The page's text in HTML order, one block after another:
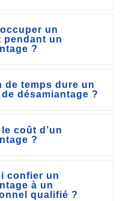
un
pendant un
?
de temps dure un
désamiantage ?
coût d’un
?
confier un
à un
professionnel qualifié ?